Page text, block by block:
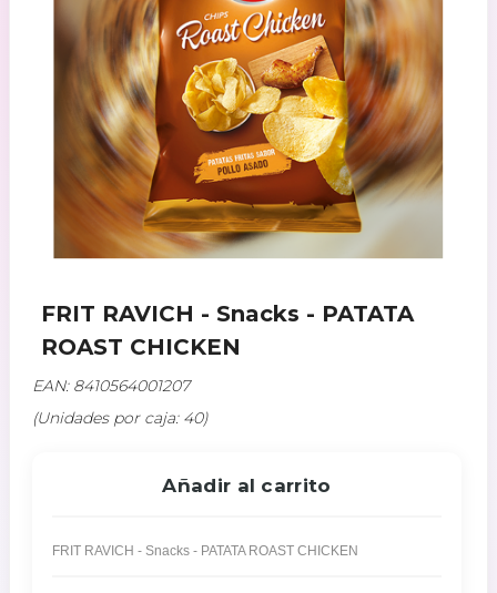
FRIT RAVICH - Snacks - PATATA
ROAST CHICKEN
EAN: 8410564001207
(Unidades por caja: 40)
Añadir al carrito
FRIT RAVICH - Snacks - PATATA ROAST CHICKEN